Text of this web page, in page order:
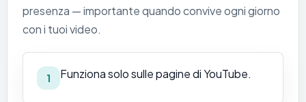
presenza — importante quando convive ogni giorno
con i tuoi video.
1 Funziona solo sulle pagine di YouTube.